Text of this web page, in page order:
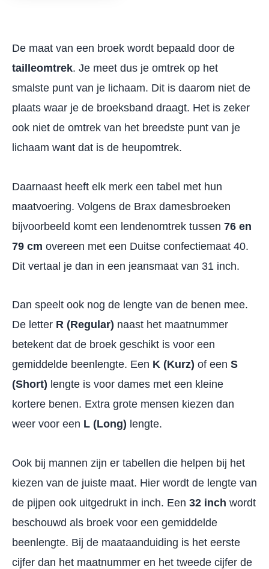
De maat van een broek wordt bepaald door de
tailleomtrek. Je meet dus je omtrek op het
smalste punt van je lichaam. Dit is daarom niet de
plaats waar je de broeksband draagt. Het is zeker
ook niet de omtrek van het breedste punt van je
lichaam want dat is de heupomtrek.
Daarnaast heeft elk merk een tabel met hun
maatvoering. Volgens de Brax damesbroeken
bijvoorbeeld komt een lendenomtrek tussen 76 en
79 cm overeen met een Duitse confectiemaat 40.
Dit vertaal je dan in een jeansmaat van 31 inch.
Dan speelt ook nog de lengte van de benen mee.
De letter R (Regular) naast het maatnummer
betekent dat de broek geschikt is voor een
gemiddelde beenlengte. Een K (Kurz) of een S
(Short) lengte is voor dames met een kleine
kortere benen. Extra grote mensen kiezen dan
weer voor een L (Long) lengte.
Ook bij mannen zijn er tabellen die helpen bij het
kiezen van de juiste maat. Hier wordt de lengte van
de pijpen ook uitgedrukt in inch. Een 32 inch wordt
beschouwd als broek voor een gemiddelde
beenlengte. Bij de maataanduiding is het eerste
cijfer dan het maatnummer en het tweede cijfer de